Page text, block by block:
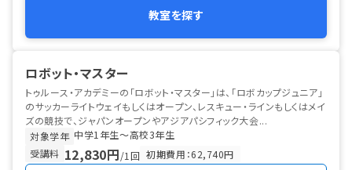
教室を探す
ロボット・マスター
トゥルース・アカデミーの「ロボット・マスター」は、「ロボカップジュニア」
のサッカーライトウェイもしくはオープン、レスキュー・ラインもしくはメイ
ズの競技で、ジャパンオープンやアジアパシフィック大会...
対象学年 中学1年生〜高校3年生
受講料 12,830円/1回 初期費用：62,740円